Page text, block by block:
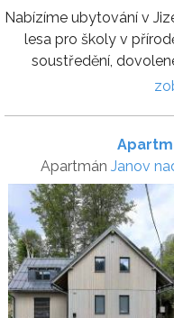
Nabízíme ubytování v
lesa pro školy v
soustředění,
Apartmán Janov